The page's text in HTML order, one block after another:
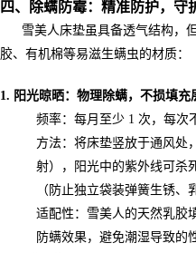
四、除螨防霉：精准防护，守
雪美人床垫虽具备透气结构，
胶、有机棉等易滋生螨虫的材质：
1. 阳光晾晒：物理除螨，不损填充
频率：每月至少 1 次，每次
方法：将床垫竖放于通风处
射），阳光中的紫外线可杀
（防止独立袋装弹簧生锈、
适配性：雪美人的天然乳胶
防螨效果，避免潮湿导致的